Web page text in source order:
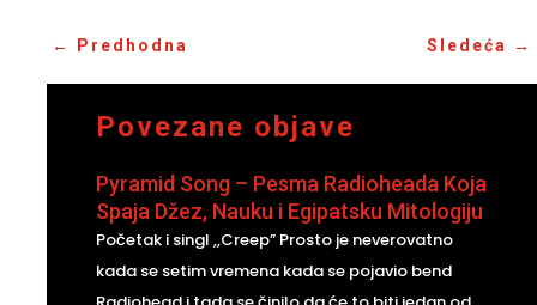
← Predhodna Sledeća →
Povezane objave
Pyramid Song – Pesma Radioheada Koja
Spaja Džez, Nauku i Egipatsku Mitologiju
Početak i singl ,,Creep” Prosto je neverovatno
kada se setim vremena kada se pojavio bend